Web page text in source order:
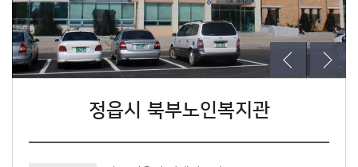
정읍시 북부노인복지관